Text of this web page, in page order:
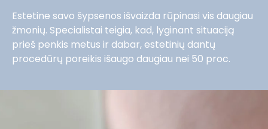
Estetine savo šypsenos išvaizda rūpinasi vis daugiau
žmonių. Specialistai teigia, kad, lyginant situaciją
prieš penkis metus ir dabar, estetinių dantų
procedūrų poreikis išaugo daugiau nei 50 proc.